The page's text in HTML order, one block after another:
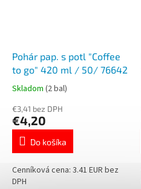
Pohár pap. s potl "Coffee
to go" 420 ml / 50/ 76642
Skladom (2 bal)
€3,41 bez DPH
€4,20
Do košíka
Cenníková cena: 3.41 EUR bez
DPH